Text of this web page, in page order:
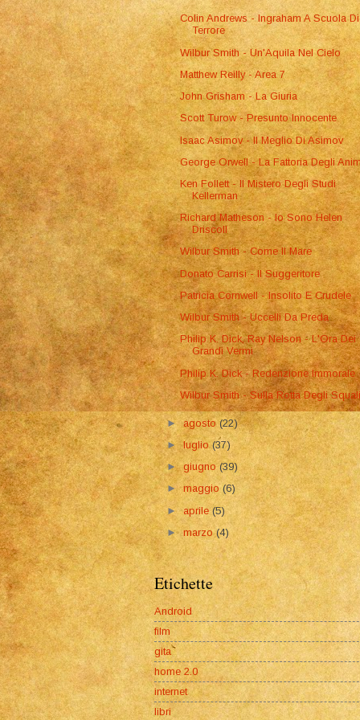
Colin Andrews - Ingraham A Scuola Di
Terrore
Wilbur Smith - Un'Aquila Nel Cielo
Matthew Reilly - Area 7
John Grisham - La Giuria
Scott Turow - Presunto Innocente
Isaac Asimov - Il Meglio Di Asimov
George Orwell - La Fattoria Degli
Ken Follett - Il Mistero Degli Studi
Kellerman
Richard Matheson - Io Sono Helen
Driscoll
Wilbur Smith - Come Il Mare
Donato Carrisi - Il Suggeritore
Patricia Cornwell - Insolito E Crudele
Wilbur Smith - Uccelli Da Preda
Philip K. Dick, Ray Nelson - L'Ora Dei
Grandi Vermi
Philip K. Dick - Redenzione Immorale
Wilbur Smith - Sulla Rotta Degli
►agosto(22)
►luglio(37)
►giugno(39)
►maggio(6)
► aprile(5)
►marzo(4)
Etichette
Android
film
gita
home 2.0
internet
libri